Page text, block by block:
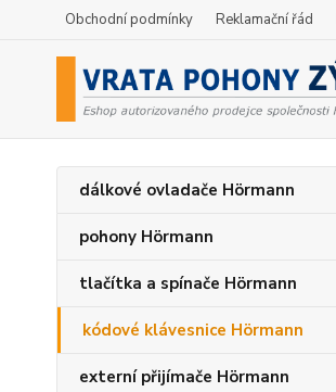
Obchodní podmínky Reklamační řád
dálkové ovladače Hörmann
pohony Hörmann
tlačítka a spínače Hörmann
kódové klávesnice Hörmann
externí přijímače Hörmann